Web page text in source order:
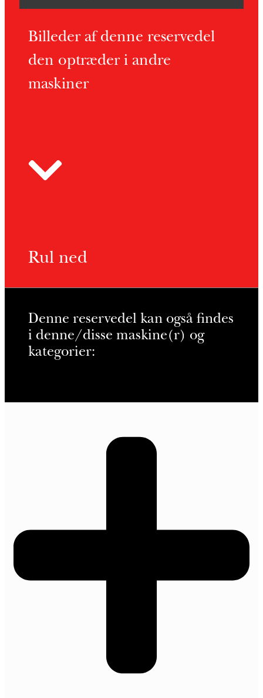
Billeder af denne reservedel
den optræder i andre
maskiner
Rul ned
Denne reservedel kan også findes
i denne/disse maskine(r) og
kategorier: